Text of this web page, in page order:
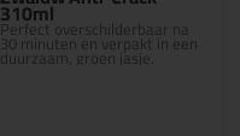
310ml
Perfect overschilderbaar na
30 minuten en verpakt in een
duurzaam, groen jasje.